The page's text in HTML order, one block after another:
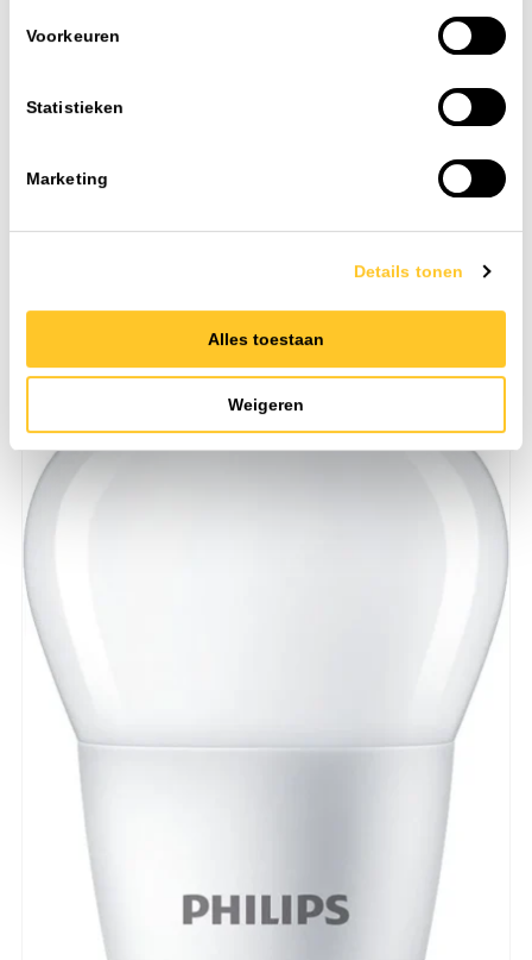
Voorkeuren
Statistieken
Marketing
Details tonen
Alles toestaan
Weigeren
CRI80-89
Toevoegen